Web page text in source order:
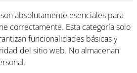
absolutamente esenciales para
correctamente. Esta categoría solo
funcionalidades básicas y
del sitio web. No almacenan